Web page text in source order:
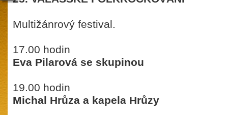
Multižánrový festival.
17.00 hodin
Eva Pilarová se skupinou
19.00 hodin
Michal Hrůza a kapela Hrůzy